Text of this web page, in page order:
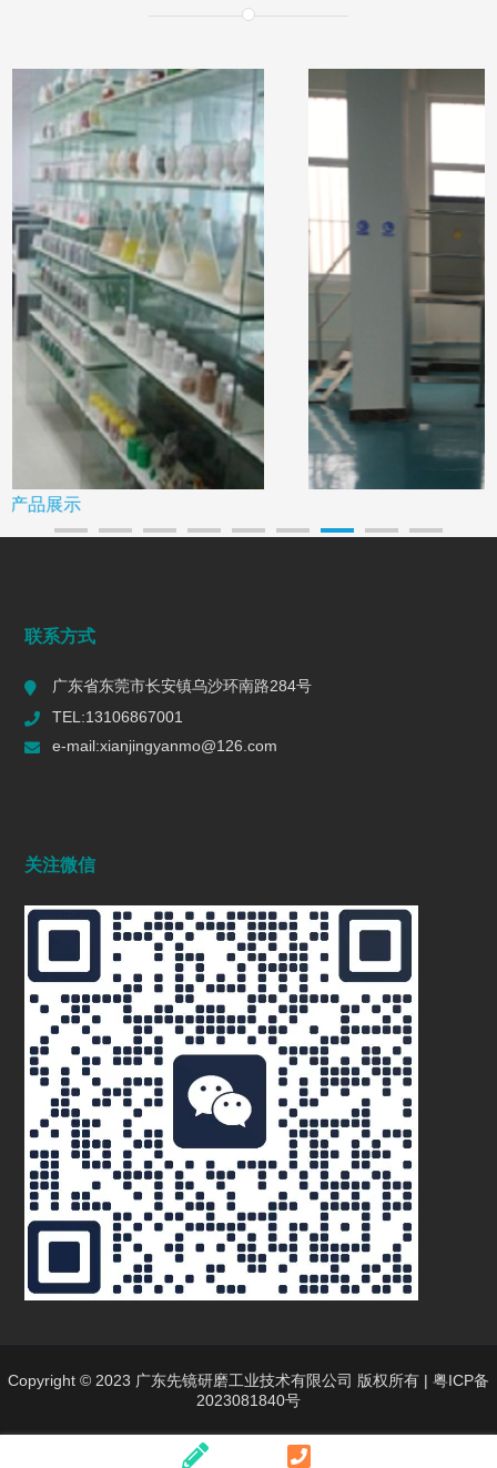
联系方式
广东省东莞市长安镇乌沙环南路284号
TEL:13106867001
e-mail:xianjingyanmo@126.com
关注微信
Copyright © 2023 广东先镜研磨工业技术有限公司 版权所有 | 粤ICP备
2023081840号